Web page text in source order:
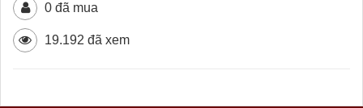
0 đã mua
19.192 đã xem